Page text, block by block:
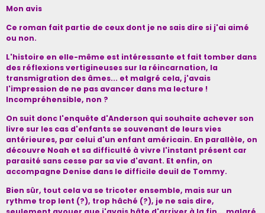
Mon avis
Ce roman fait partie de ceux dont je ne sais dire si j'ai aimé
ou non.
L'histoire en elle-même est intéressante et fait tomber dans
des réflexions vertigineuses sur la réincarnation, la
transmigration des âmes... et malgré cela, j'avais
l'impression de ne pas avancer dans ma lecture !
Incompréhensible, non ?
On suit donc l'enquête d'Anderson qui souhaite achever son
livre sur les cas d'enfants se souvenant de leurs vies
antérieures, par celui d'un enfant américain. En parallèle, on
découvre Noah et sa difficulté à vivre l'instant présent car
parasité sans cesse par sa vie d'avant. Et enfin, on
accompagne Denise dans le difficile deuil de Tommy.
Bien sûr, tout cela va se tricoter ensemble, mais sur un
rythme trop lent (?), trop hâché (?), je ne sais dire,